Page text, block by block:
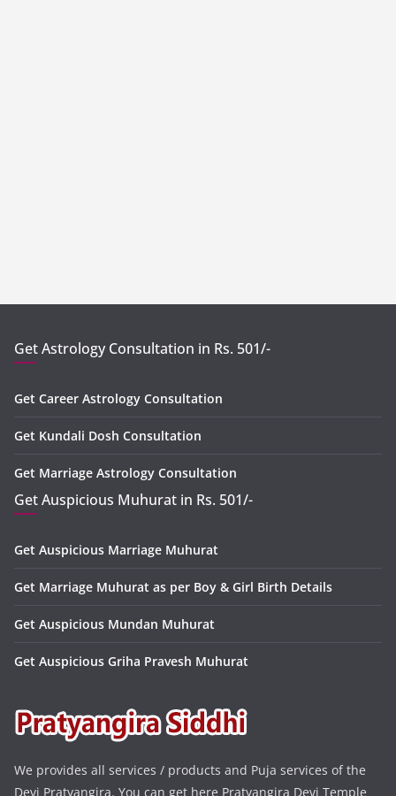
Get Astrology Consultation in Rs. 501/-
Get Career Astrology Consultation
Get Kundali Dosh Consultation
Get Marriage Astrology Consultation
Get Auspicious Muhurat in Rs. 501/-
Get Auspicious Marriage Muhurat
Get Marriage Muhurat as per Boy & Girl Birth Details
Get Auspicious Mundan Muhurat
Get Auspicious Griha Pravesh Muhurat
We provides all services / products and Puja services of the
Devi Pratyangira. You can get here Pratyangira Devi Temple